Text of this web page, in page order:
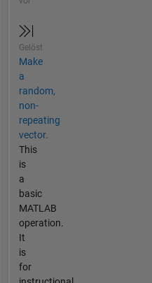
Gelöst
Make
a
random,
non-
repeating
vector.
This
is
a
basic
MATLAB
operation.
It
is
for